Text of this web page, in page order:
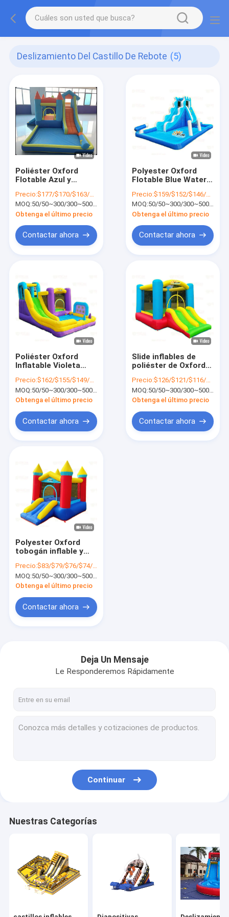
Deslizamiento Del Castillo De Rebote (5)
Poliéster Oxford
Flotable Azul y
acuático para niños
Parque de
diversiones
Precio:$177/$170/$163/$160/$156
MOQ:50/50~300/300~500/500~1000/Más de 1000
Obtenga el último precio
Contactar ahora
Polyester Oxford
Flotable Blue Water
océano para niños
Parque de
diversiones
Precio:$159/$152/$146/$143/$140
MOQ:50/50~300/300~500/500~1000/Más de 1000
Obtenga el último precio
Contactar ahora
Poliéster Oxford
Inflatable Violeta
Deslizador Con
Juego de
Lanzamiento
Precio:$162/$155/$149/$146/$142
MOQ:50/50~300/300~500/500~1000/Más de 1000
Obtenga el último precio
Contactar ahora
Slide inflables de
poliéster de Oxford
ejercicio en
interiores y
exteriores
Precio:$126/$121/$116/$114/$111
MOQ:50/50~300/300~500/500~1000/Más de 1000
Obtenga el último precio
Contactar ahora
Polyester Oxford
tobogán inflable y
diversión y ejercicio
combinado
Precio:$83/$79/$76/$74/$72
MOQ:50/50~300/300~500/500~1000/Más de 1000
Obtenga el último precio
Contactar ahora
Deja Un Mensaje
Le Responderemos Rápidamente
Continuar
Nuestras Categorías